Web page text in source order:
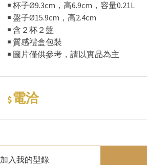
￭ 杯子Ø9.3cm，高6.9cm，容量0.21L
￭ 盤子Ø15.9cm，高2.4cm
￭ 含２杯２盤
￭ 質感禮盒包裝
￭ 圖片僅供參考，請以實品為主
電洽
加入我的型錄